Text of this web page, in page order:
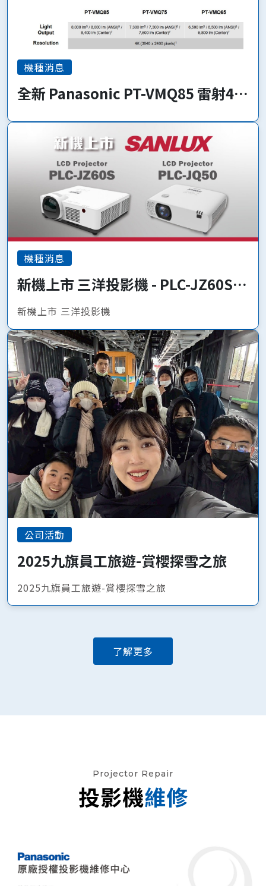
機種消息
全新 Panasonic PT-VMQ85 雷射4K
機種消息
新機上市 三洋投影機 - PLC-JZ60S、
PLC-JQ50
新機上市 三洋投影機
公司活動
2025九旗員工旅遊-賞櫻探雪之旅
2025九旗員工旅遊-賞櫻探雪之旅
了解更多
Projector Repair
投影機維修